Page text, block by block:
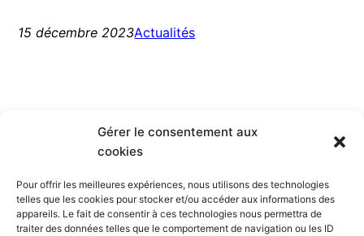
Gérer le consentement aux
cookies
Pour offrir les meilleures expériences, nous utilisons des technologies
telles que les cookies pour stocker et/ou accéder aux informations des
appareils. Le fait de consentir à ces technologies nous permettra de
traiter des données telles que le comportement de navigation ou les ID
15 décembre 2023Actualités
Société Française de
Parasitologie